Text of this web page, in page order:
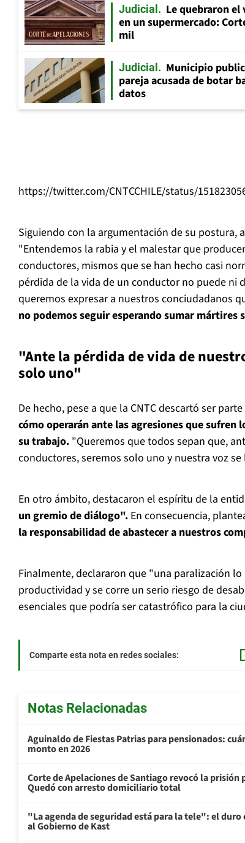
Judicial
Le quebraron
en un supermercado:
mil
Judicial
Municipio
pareja acusada de botar
datos
https://twitter.com/CNTCCHILE/status/
Siguiendo con la argumentación de su postura,
"Entendemos la rabia y el malestar que
conductores, mismos que se han hecho casi
pérdida de la vida de un conductor no puede ni
queremos expresar a nuestros conciudadanos
no podemos seguir esperando sumar mártires
"Ante la pérdida de vida de
solo uno"
De hecho, pese a que la CNTC descartó ser
cómo operarán ante las agresiones que sufren
su trabajo. "Queremos que todos sepan que,
conductores, seremos solo uno y nuestra voz se
En otro ámbito, destacaron el espíritu de la
un gremio de diálogo". En consecuencia,
la responsabilidad de abastecer a nuestros
Finalmente, declararon que "una paralización
productividad y se corre un serio riesgo de
esenciales que podría ser catastrófico para la
Comparte esta nota en redes sociales:
Notas Relacionadas
Aguinaldo de Fiestas Patrias para pensionados:
monto en 2026
Corte de Apelaciones de Santiago revocó la
Quedó con arresto domiciliario total
"La agenda de seguridad está para la tele": el
al Gobierno de Kast